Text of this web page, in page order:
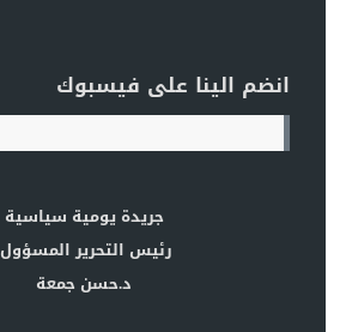
انضم الينا على فيسبوك
جريدة يومية سياسية
رئيس التحرير المسؤول
د.حسن جمعة